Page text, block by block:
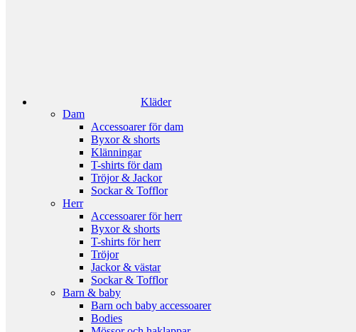
Kläder
Dam
Accessoarer för dam
Byxor & shorts
Klänningar
T-shirts för dam
Tröjor & Jackor
Sockar & Tofflor
Herr
Accessoarer för herr
Byxor & shorts
T-shirts för herr
Tröjor
Jackor & västar
Sockar & Tofflor
Barn & baby
Barn och baby accessoarer
Bodies